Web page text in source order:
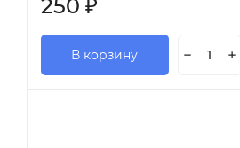
250 ₽
В корзину